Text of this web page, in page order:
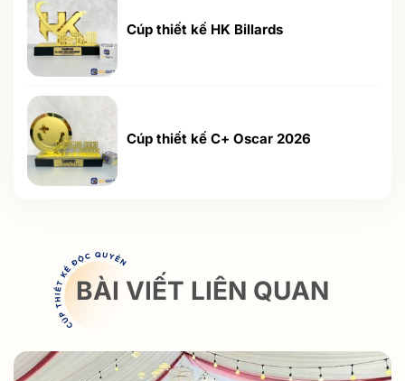
Cúp thiết kế HK Billards
Cúp thiết kế C+ Oscar 2026
BÀI VIẾT LIÊN QUAN